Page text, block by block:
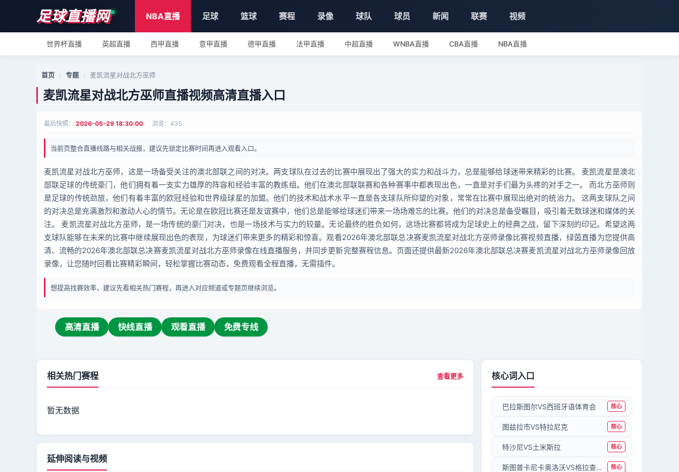
足球直播网 NBA直播 足球 篮球 赛程 录像 球队 球员 新闻 联赛 视频
世界杯直播 英超直播 西甲直播 意甲直播 德甲直播 法甲直播 中超直播 WNBA直播 CBA直播 NBA直播
首页 / 专题 / 麦凯流星对战北方巫师
麦凯流星对战北方巫师直播视频高清直播入口
最后快照： 2026-05-29 18:30:00 浏览： 435
当前页整合直播线路与相关战报，建议先锁定比赛时间再进入观看入口。
麦凯流星对战北方巫师，这是一场备受关注的澳北部联之间的对决。两支球队在过去的比赛中展现出了强大的实力和战斗力，总是能够给球迷带来精彩的比赛。 麦凯流星是澳北
部联足球的传统豪门，他们拥有着一支实力雄厚的阵容和经验丰富的教练组。他们在澳北部联联赛和各种赛事中都表现出色，一直是对手们最为头疼的对手之一。 而北方巫师则
是足球的传统劲旅，他们有着丰富的欧冠经验和世界级球星的加盟。他们的技术和战术水平一直是各支球队所仰望的对象，常常在比赛中展现出绝对的统治力。 这两支球队之间
的对决总是充满激烈和激动人心的情节。无论是在欧冠比赛还是友谊赛中，他们总是能够给球迷们带来一场场难忘的比赛。他们的对决总是备受瞩目，吸引着无数球迷和媒体的关
注。 麦凯流星对战北方巫师，是一场传统的豪门对决，也是一场技术与实力的较量。无论最终的胜负如何，这场比赛都将成为足球史上的经典之战，留下深刻的印记。希望这两
支球队能够在未来的比赛中继续展现出色的表现，为球迷们带来更多的精彩和惊喜。观看2026年澳北部联总决赛麦凯流星对战北方巫师录像比赛视频直播，绿茵直播为您提供高
清、流畅的2026年澳北部联总决赛麦凯流星对战北方巫师录像在线直播服务，并同步更新完整赛程信息。页面还提供最新2026年澳北部联总决赛麦凯流星对战北方巫师录像回放
录像，让您随时回看比赛精彩瞬间，轻松掌握比赛动态，免费观看全程直播，无需插件。
想提高找赛效率，建议先看相关热门赛程，再进入对应频道或专题页继续浏览。
高清直播 快线直播 观看直播 免费专线
相关热门赛程 查看更多
暂无数据
延伸阅读与视频
核心词入口
巴拉斯图尔VS西班牙语体育会 核心
图兹拉市VS特拉尼克 核心
特沙尼VS土米斯拉 核心
斯图普卡尼卡奥洛沃VS格拉查尼察 核心